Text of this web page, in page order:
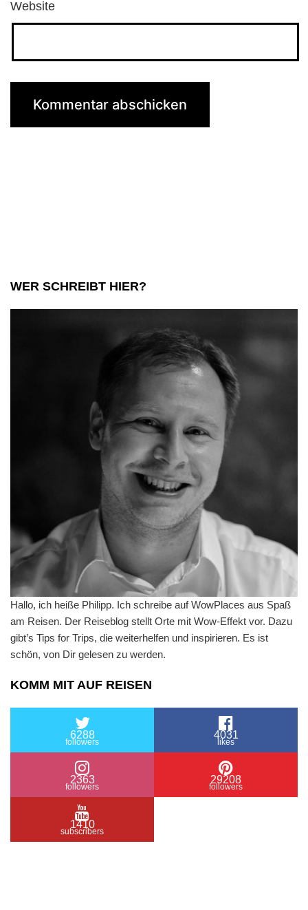
Website
WER SCHREIBT HIER?
Hallo, ich heiße Philipp. Ich schreibe auf WowPlaces aus Spaß
am Reisen. Der Reiseblog stellt Orte mit Wow-Effekt vor. Dazu
gibt’s Tips for Trips, die weiterhelfen und inspirieren. Es ist
schön, von Dir gelesen zu werden.
KOMM MIT AUF REISEN
6288
followers
4031
likes
2363
followers
29208
followers
1410
subscribers